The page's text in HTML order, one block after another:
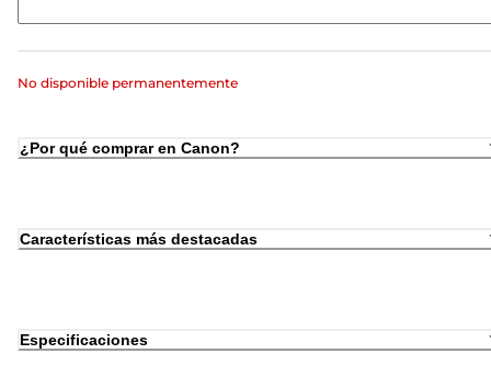
No disponible permanentemente
¿Por qué comprar en Canon?
Características más destacadas
Especificaciones